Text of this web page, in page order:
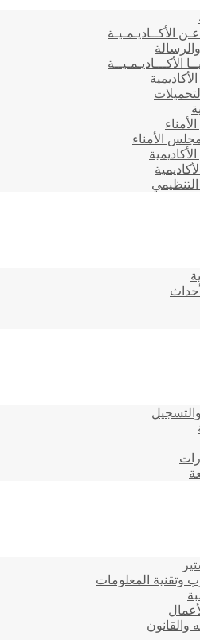
الأكــاديـمـيـة
والرسالة
الأكـــاديـمـيــة
الأمناء
التنظيمي
وتقنية المعلومات
والقانون